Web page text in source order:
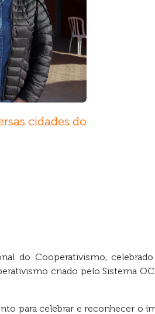
cidades do
do Cooperativismo, celebrado
criado pelo Sistema
para celebrar e reconhecer o